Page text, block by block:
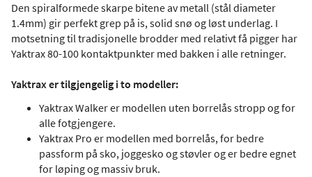
Den spiralformede skarpe bitene av metall (stål diameter
1.4mm) gir perfekt grep på is, solid snø og løst underlag. I
motsetning til tradisjonelle brodder med relativt få pigger har
Yaktrax 80-100 kontaktpunkter med bakken i alle retninger.
Yaktrax er tilgjengelig i to modeller:
Yaktrax Walker er modellen uten borrelås stropp og for
alle fotgjengere.
Yaktrax Pro er modellen med borrelås, for bedre
passform på sko, joggesko og støvler og er bedre egnet
for løping og massiv bruk.